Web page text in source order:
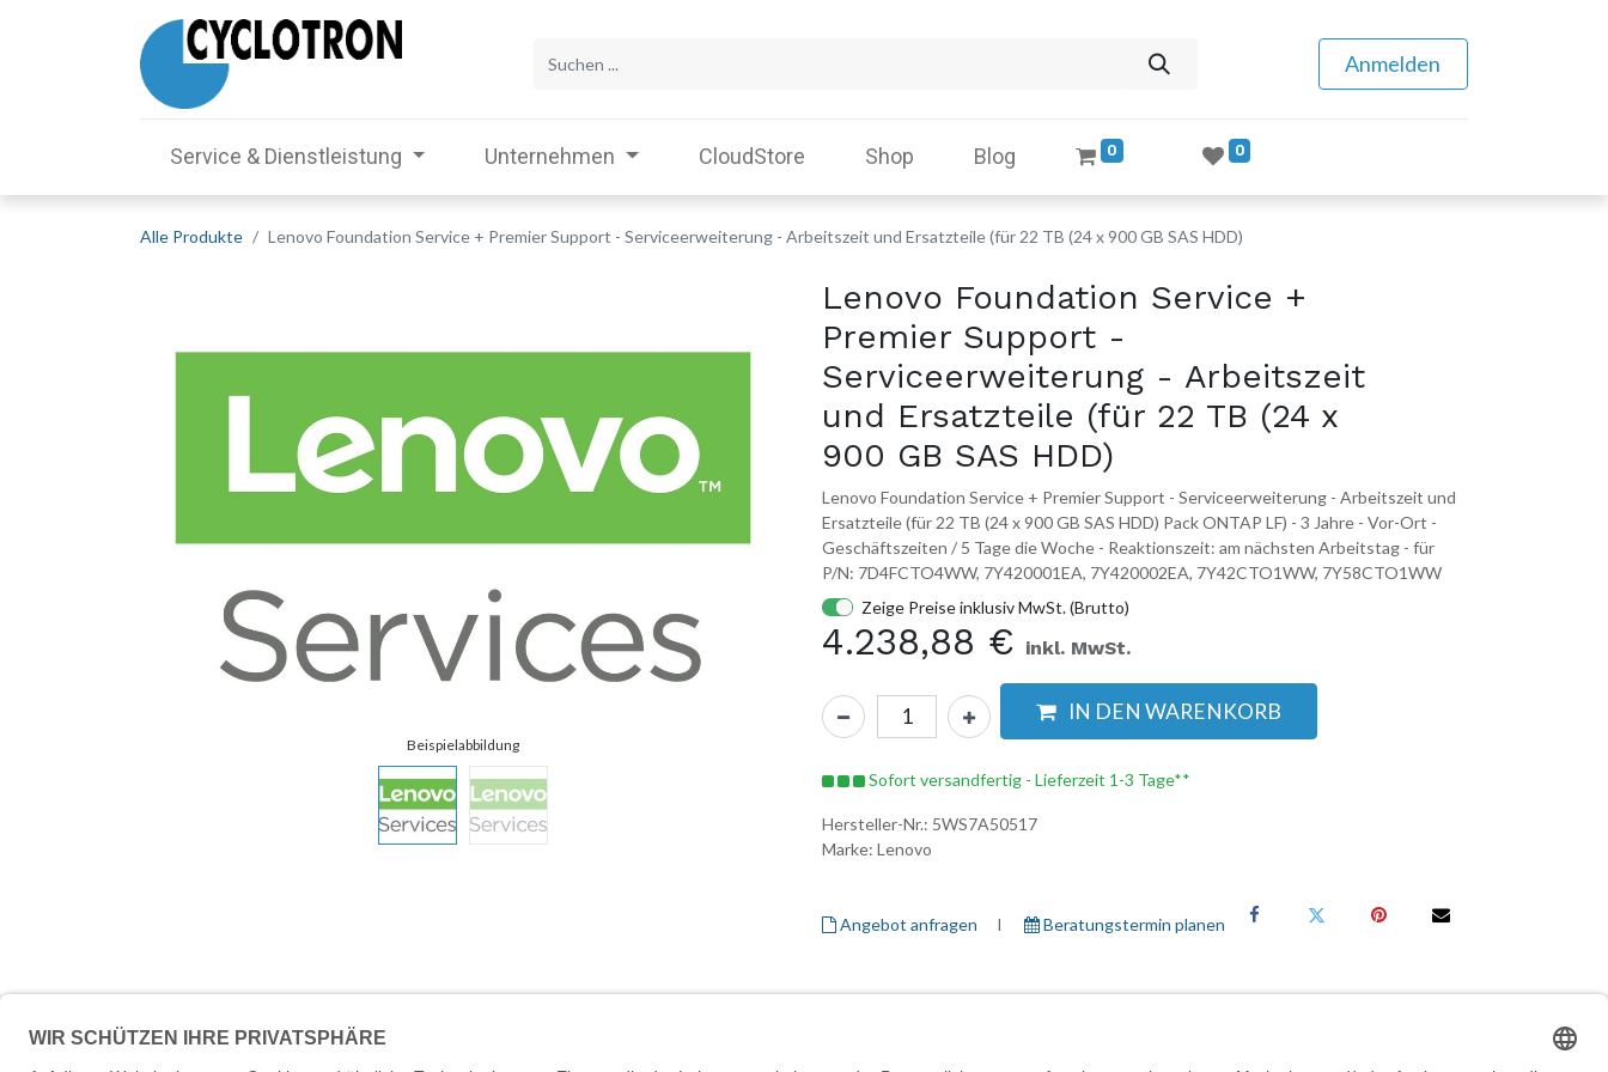
Anmelden
Service & Dienstleistung Unternehmen CloudStore Shop Blog 0 0
Alle Produkte Lenovo Foundation Service + Premier Support - Serviceerweiterung - Arbeitszeit und Ersatzteile (für 22 TB (24 x 900 GB SAS HDD)
Lenovo Foundation Service +
Premier Support -
Serviceerweiterung - Arbeitszeit
und Ersatzteile (für 22 TB (24 x
900 GB SAS HDD)
Lenovo Foundation Service + Premier Support - Serviceerweiterung - Arbeitszeit und
Ersatzteile (für 22 TB (24 x 900 GB SAS HDD) Pack ONTAP LF) - 3 Jahre - Vor-Ort -
Geschäftszeiten / 5 Tage die Woche - Reaktionszeit: am nächsten Arbeitstag - für
P/N: 7D4FCTO4WW, 7Y420001EA, 7Y420002EA, 7Y42CTO1WW, 7Y58CTO1WW
Zeige Preise inklusiv MwSt. (Brutto)
4.238,88 € inkl. MwSt.
IN DEN WARENKORB
Sofort versandfertig - Lieferzeit 1-3 Tage**
Hersteller-Nr.: 5WS7A50517
Marke: Lenovo
Angebot anfragen I ​ Beratungstermin planen
Beschreibung